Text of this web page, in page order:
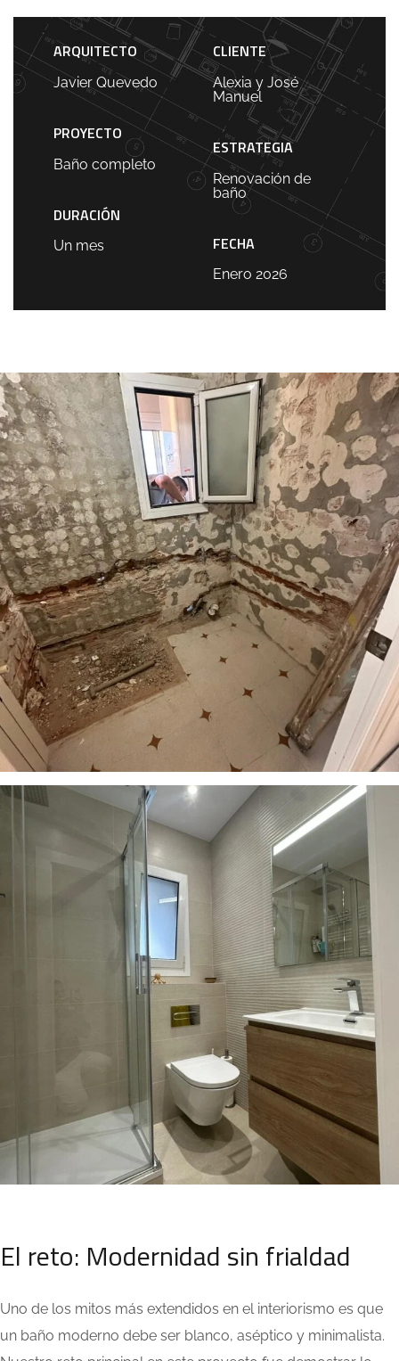
ARQUITECTO
Javier Quevedo
PROYECTO
Baño completo
DURACIÓN
Un mes
CLIENTE
Alexia y José
Manuel
ESTRATEGIA
Renovación de
baño
FECHA
Enero 2026
El reto: Modernidad sin frialdad
Uno de los mitos más extendidos en el interiorismo es que
un baño moderno debe ser blanco, aséptico y minimalista.